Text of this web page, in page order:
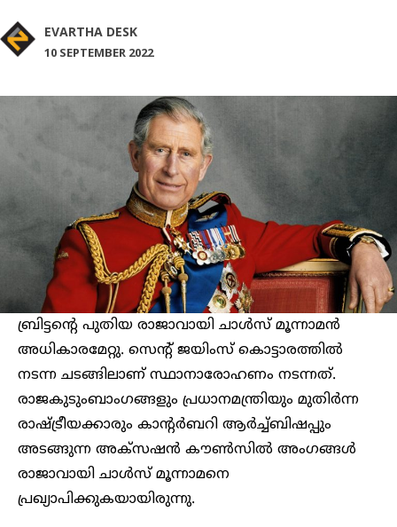
EVARTHA DESK
10 SEPTEMBER 2022
ബ്രിട്ടന്റെ പുതിയ രാജാവായി ചാൾസ് മൂന്നാമൻ
അധികാരമേറ്റു. സെന്റ് ജയിംസ് കൊട്ടാരത്തിൽ
നടന്ന ചടങ്ങിലാണ് സ്ഥാനാരോഹണം നടന്നത്.
രാജകുടുംബാംഗങ്ങളും പ്രധാനമന്ത്രിയും മുതിർന്ന
രാഷ്ട്രീയക്കാരും കാന്റർബറി ആർച്ച്ബിഷപ്പും
അടങ്ങുന്ന അക്സഷൻ കൗൺസിൽ അംഗങ്ങൾ
രാജാവായി ചാൾസ് മൂന്നാമനെ
പ്രഖ്യാപിക്കുകയായിരുന്നു.